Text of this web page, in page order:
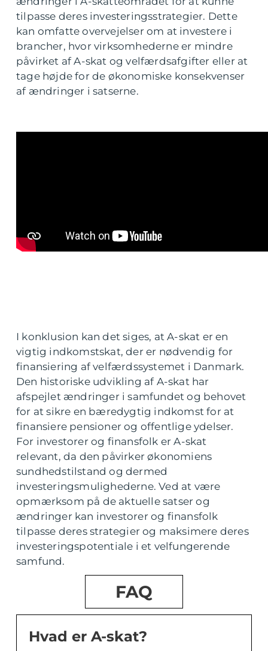
tilpasse deres investeringsstrategier. Dette
kan omfatte overvejelser om at investere i
brancher, hvor virksomhederne er mindre
påvirket af A-skat og velfærdsafgifter eller at
tage højde for de økonomiske konsekvenser
af ændringer i satserne.
I konklusion kan det siges, at A-skat er en
vigtig indkomstskat, der er nødvendig for
finansiering af velfærdssystemet i Danmark.
Den historiske udvikling af A-skat har
afspejlet ændringer i samfundet og behovet
for at sikre en bæredygtig indkomst for at
finansiere pensioner og offentlige ydelser.
For investorer og finansfolk er A-skat
relevant, da den påvirker økonomiens
sundhedstilstand og dermed
investeringsmulighederne. Ved at være
opmærksom på de aktuelle satser og
ændringer kan investorer og finansfolk
tilpasse deres strategier og maksimere deres
investeringspotentiale i et velfungerende
samfund.
FAQ
Hvad er A-skat?